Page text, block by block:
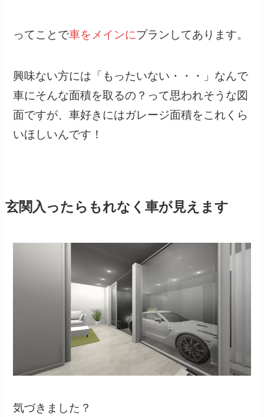
ってことで車をメインにプランしてあります。
興味ない方には「もったいない・・・」なんで
車にそんな面積を取るの？って思われそうな図
面ですが、車好きにはガレージ面積をこれくら
いほしいんです！
玄関入ったらもれなく車が見えます
気づきました？